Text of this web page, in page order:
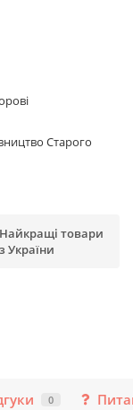
Старого
Найкращі товари
з України
0